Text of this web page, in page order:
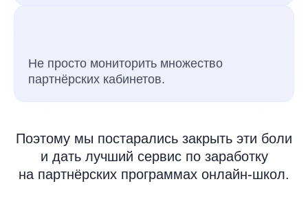
Не просто мониторить множество
партнёрских кабинетов.
Поэтому мы постарались закрыть эти боли
и дать лучший сервис по заработку
на партнёрских программах онлайн-школ.